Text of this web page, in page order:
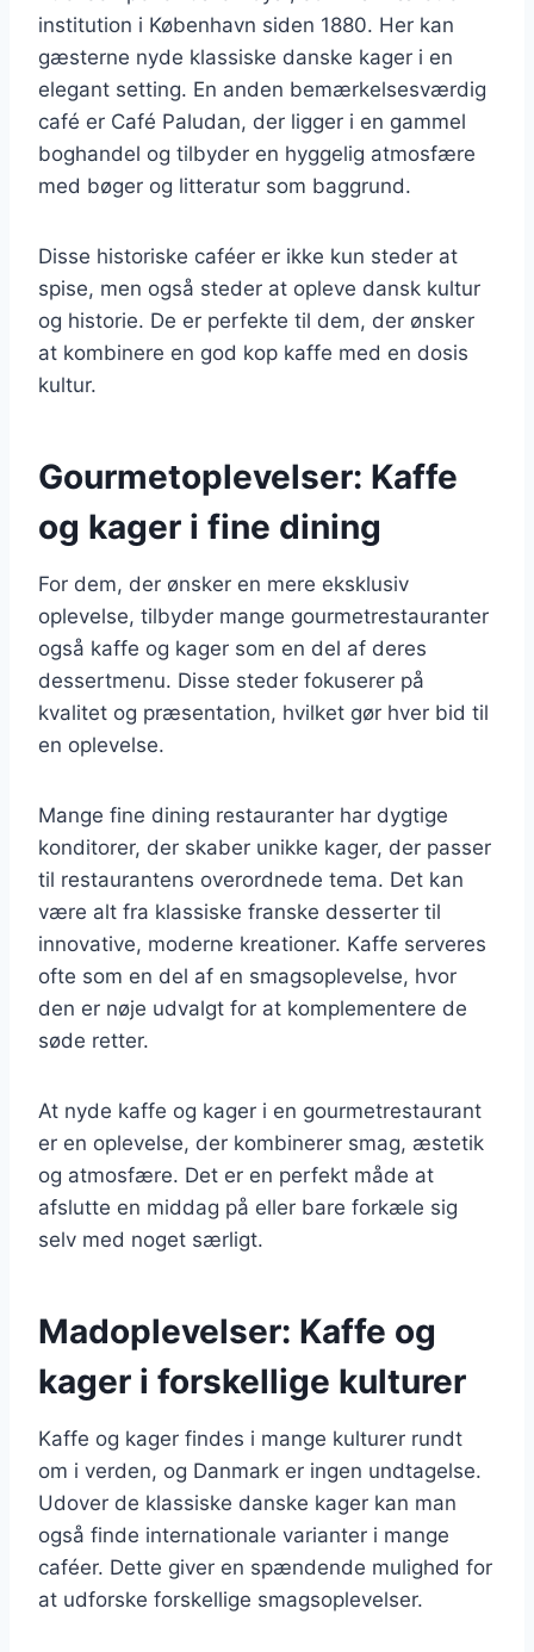
institution i København siden 1880. Her kan
gæsterne nyde klassiske danske kager i en
elegant setting. En anden bemærkelsesværdig
café er Café Paludan, der ligger i en gammel
boghandel og tilbyder en hyggelig atmosfære
med bøger og litteratur som baggrund.
Disse historiske caféer er ikke kun steder at
spise, men også steder at opleve dansk kultur
og historie. De er perfekte til dem, der ønsker
at kombinere en god kop kaffe med en dosis
kultur.
Gourmetoplevelser: Kaffe
og kager i fine dining
For dem, der ønsker en mere eksklusiv
oplevelse, tilbyder mange gourmetrestauranter
også kaffe og kager som en del af deres
dessertmenu. Disse steder fokuserer på
kvalitet og præsentation, hvilket gør hver bid til
en oplevelse.
Mange fine dining restauranter har dygtige
konditorer, der skaber unikke kager, der passer
til restaurantens overordnede tema. Det kan
være alt fra klassiske franske desserter til
innovative, moderne kreationer. Kaffe serveres
ofte som en del af en smagsoplevelse, hvor
den er nøje udvalgt for at komplementere de
søde retter.
At nyde kaffe og kager i en gourmetrestaurant
er en oplevelse, der kombinerer smag, æstetik
og atmosfære. Det er en perfekt måde at
afslutte en middag på eller bare forkæle sig
selv med noget særligt.
Madoplevelser: Kaffe og
kager i forskellige kulturer
Kaffe og kager findes i mange kulturer rundt
om i verden, og Danmark er ingen undtagelse.
Udover de klassiske danske kager kan man
også finde internationale varianter i mange
caféer. Dette giver en spændende mulighed for
at udforske forskellige smagsoplevelser.